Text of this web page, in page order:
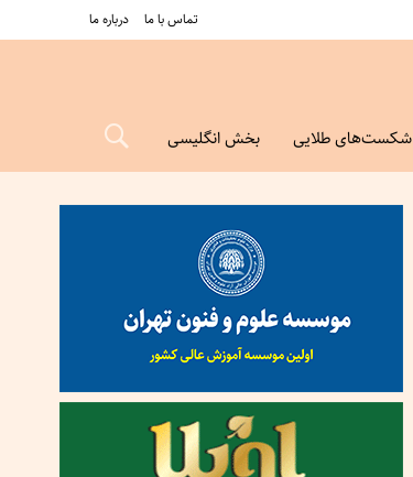
درباره ما تماس با ما
شکست‌های طلایی بخش انگلیسی